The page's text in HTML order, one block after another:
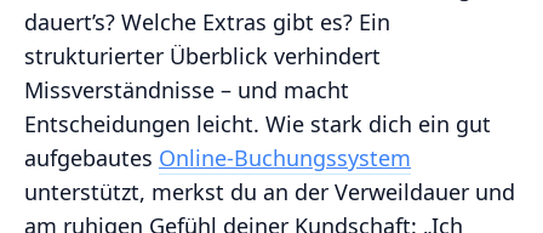
dauert’s? Welche Extras gibt es? Ein
strukturierter Überblick verhindert
Missverständnisse – und macht
Entscheidungen leicht. Wie stark dich ein gut
aufgebautes Online-Buchungssystem
unterstützt, merkst du an der Verweildauer und
am ruhigen Gefühl deiner Kundschaft: „Ich